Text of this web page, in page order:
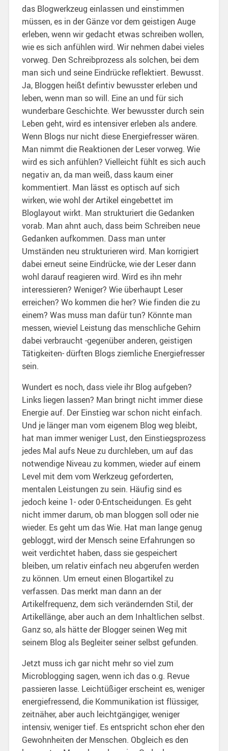
das Blogwerkzeug einlassen und einstimmen
müssen, es in der Gänze vor dem geistigen Auge
erleben, wenn wir gedacht etwas schreiben wollen,
wie es sich anfühlen wird. Wir nehmen dabei vieles
vorweg. Den Schreibprozess als solchen, bei dem
man sich und seine Eindrücke reflektiert. Bewusst.
Ja, Bloggen heißt defintiv bewusster erleben und
leben, wenn man so will. Eine an und für sich
wunderbare Geschichte. Wer bewusster durch sein
Leben geht, wird es intensiver erleben als andere.
Wenn Blogs nur nicht diese Energiefresser wären.
Man nimmt die Reaktionen der Leser vorweg. Wie
wird es sich anfühlen? Vielleicht fühlt es sich auch
negativ an, da man weiß, dass kaum einer
kommentiert. Man lässt es optisch auf sich
wirken, wie wohl der Artikel eingebettet im
Bloglayout wirkt. Man strukturiert die Gedanken
vorab. Man ahnt auch, dass beim Schreiben neue
Gedanken aufkommen. Dass man unter
Umständen neu strukturieren wird. Man korrigiert
dabei erneut seine Eindrücke, wie der Leser dann
wohl darauf reagieren wird. Wird es ihn mehr
interessieren? Weniger? Wie überhaupt Leser
erreichen? Wo kommen die her? Wie finden die zu
einem? Was muss man dafür tun? Könnte man
messen, wieviel Leistung das menschliche Gehirn
dabei verbraucht -gegenüber anderen, geistigen
Tätigkeiten- dürften Blogs ziemliche Energiefresser
sein.
Wundert es noch, dass viele ihr Blog aufgeben?
Links liegen lassen? Man bringt nicht immer diese
Energie auf. Der Einstieg war schon nicht einfach.
Und je länger man vom eigenem Blog weg bleibt,
hat man immer weniger Lust, den Einstiegsprozess
jedes Mal aufs Neue zu durchleben, um auf das
notwendige Niveau zu kommen, wieder auf einem
Level mit dem vom Werkzeug geforderten,
mentalen Leistungen zu sein. Häufig sind es
jedoch keine 1- oder 0-Entscheidungen. Es geht
nicht immer darum, ob man bloggen soll oder nie
wieder. Es geht um das Wie. Hat man lange genug
gebloggt, wird der Mensch seine Erfahrungen so
weit verdichtet haben, dass sie gespeichert
bleiben, um relativ einfach neu abgerufen werden
zu können. Um erneut einen Blogartikel zu
verfassen. Das merkt man dann an der
Artikelfrequenz, dem sich verändernden Stil, der
Artikellänge, aber auch an dem Inhaltlichen selbst.
Ganz so, als hätte der Blogger seinen Weg mit
seinem Blog als Begleiter seiner selbst gefunden.
Jetzt muss ich gar nicht mehr so viel zum
Microblogging sagen, wenn ich das o.g. Revue
passieren lasse. Leichtüßiger erscheint es, weniger
energiefressend, die Kommunikation ist flüssiger,
zeitnäher, aber auch leichtgängiger, weniger
intensiv, weniger tief. Es entspricht schon eher den
Gewohnheiten der Menschen. Obgleich es den